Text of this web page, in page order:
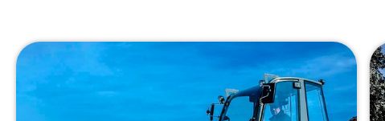
Pyöräkuormaaja Weycor AR320